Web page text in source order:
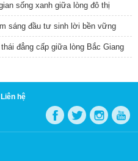
sống xanh giữa lòng đô thị
sáng đầu tư sinh lời bền vững
đẳng cấp giữa lòng Bắc Giang
Liên hệ